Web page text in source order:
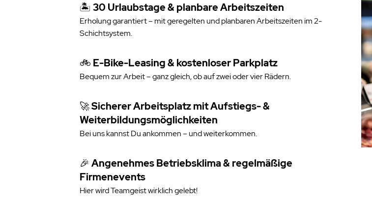
🏝️ 30 Urlaubstage & planbare Arbeitszeiten
Erholung garantiert – mit geregelten und planbaren Arbeitszeiten im 2-
Schichtsystem.
🚲 E-Bike-Leasing & kostenloser Parkplatz
Bequem zur Arbeit – ganz gleich, ob auf zwei oder vier Rädern.
🚀Sicherer Arbeitsplatz mit Aufstiegs- &
Weiterbildungsmöglichkeiten
Bei uns kannst Du ankommen – und weiterkommen.
🎉 Angenehmes Betriebsklima & regelmäßige
Firmenevents
Hier wird Teamgeist wirklich gelebt!